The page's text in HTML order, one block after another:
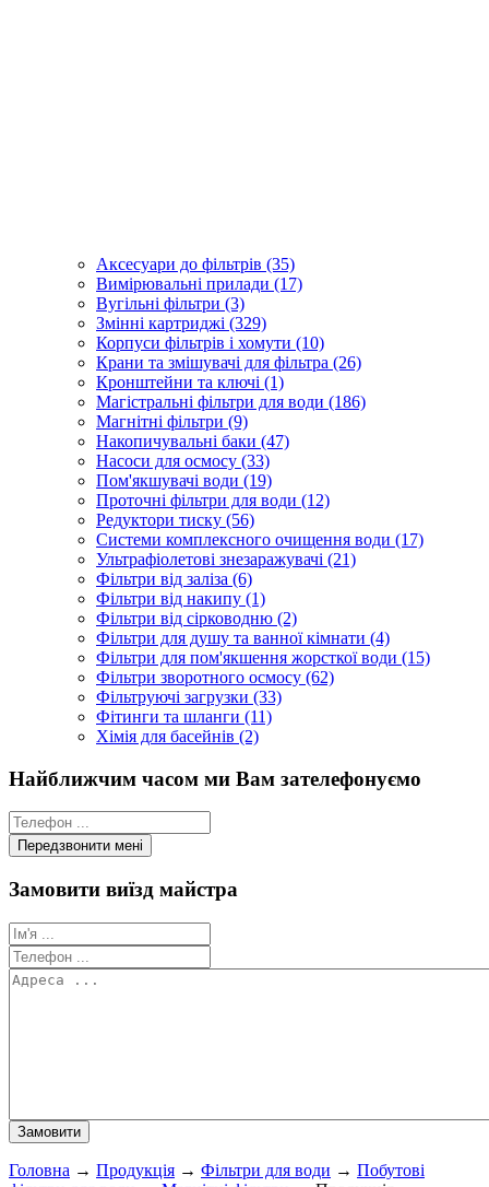
Аксесуари до фільтрів (35)
Вимірювальні прилади (17)
Вугільні фільтри (3)
Змінні картриджі (329)
Корпуси фільтрів і хомути (10)
Крани та змішувачі для фільтра (26)
Кронштейни та ключі (1)
Магістральні фільтри для води (186)
Магнітні фільтри (9)
Накопичувальні баки (47)
Насоси для осмосу (33)
Пом'якшувачі води (19)
Проточні фільтри для води (12)
Редуктори тиску (56)
Системи комплексного очищення води (17)
Ультрафіолетові знезаражувачі (21)
Фільтри від заліза (6)
Фільтри від накипу (1)
Фільтри від сірководню (2)
Фільтри для душу та ванної кімнати (4)
Фільтри для пом'якшення жорсткої води (15)
Фільтри зворотного осмосу (62)
Фільтруючі загрузки (33)
Фітинги та шланги (11)
Хімія для басейнів (2)
Найближчим часом ми Вам зателефонуємо
Замовити виїзд майстра
Головна → Продукція → Фільтри для води → Побутові